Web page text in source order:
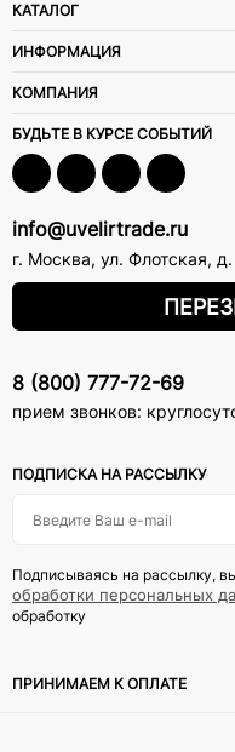
КАТАЛОГ
ИНФОРМАЦИЯ
КОМПАНИЯ
БУДЬТЕ В КУРСЕ СОБЫТИЙ
info@uvelirtrade.ru
г. Москва, ул. Флотская,
8 (800) 777-72-69
прием звонков:
ПОДПИСКА НА РАССЫЛКУ
Подписываясь на рассылку,
обработки персональных
обработку
ПРИНИМАЕМ К ОПЛАТЕ